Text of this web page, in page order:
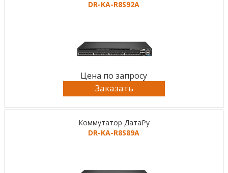
DR-KА-R8S92A
Цена по запросу
Заказать
Коммутатор ДатаРу
DR-KА-R8S89A